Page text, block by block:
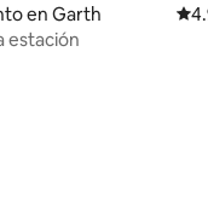
de 5, 103 reseñas
en Garth
estación